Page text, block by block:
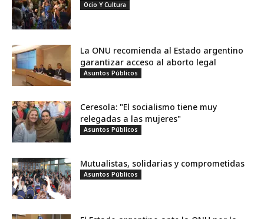
Ocio Y Cultura
La ONU recomienda al Estado argentino
garantizar acceso al aborto legal
Asuntos Públicos
Ceresola: "El socialismo tiene muy
relegadas a las mujeres"
Asuntos Públicos
Mutualistas, solidarias y comprometidas
Asuntos Públicos